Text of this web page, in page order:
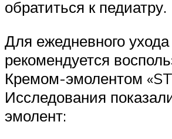
обратиться к педиатру.
Для ежедневного ухода
рекомендуется
Кремом-эмолентом
Исследования
эмолент: